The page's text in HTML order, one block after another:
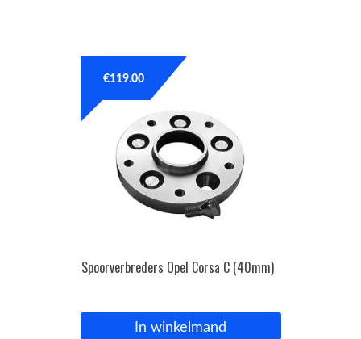
Spoorverbreders Opel Corsa C (40mm)
€119.00
In winkelmand